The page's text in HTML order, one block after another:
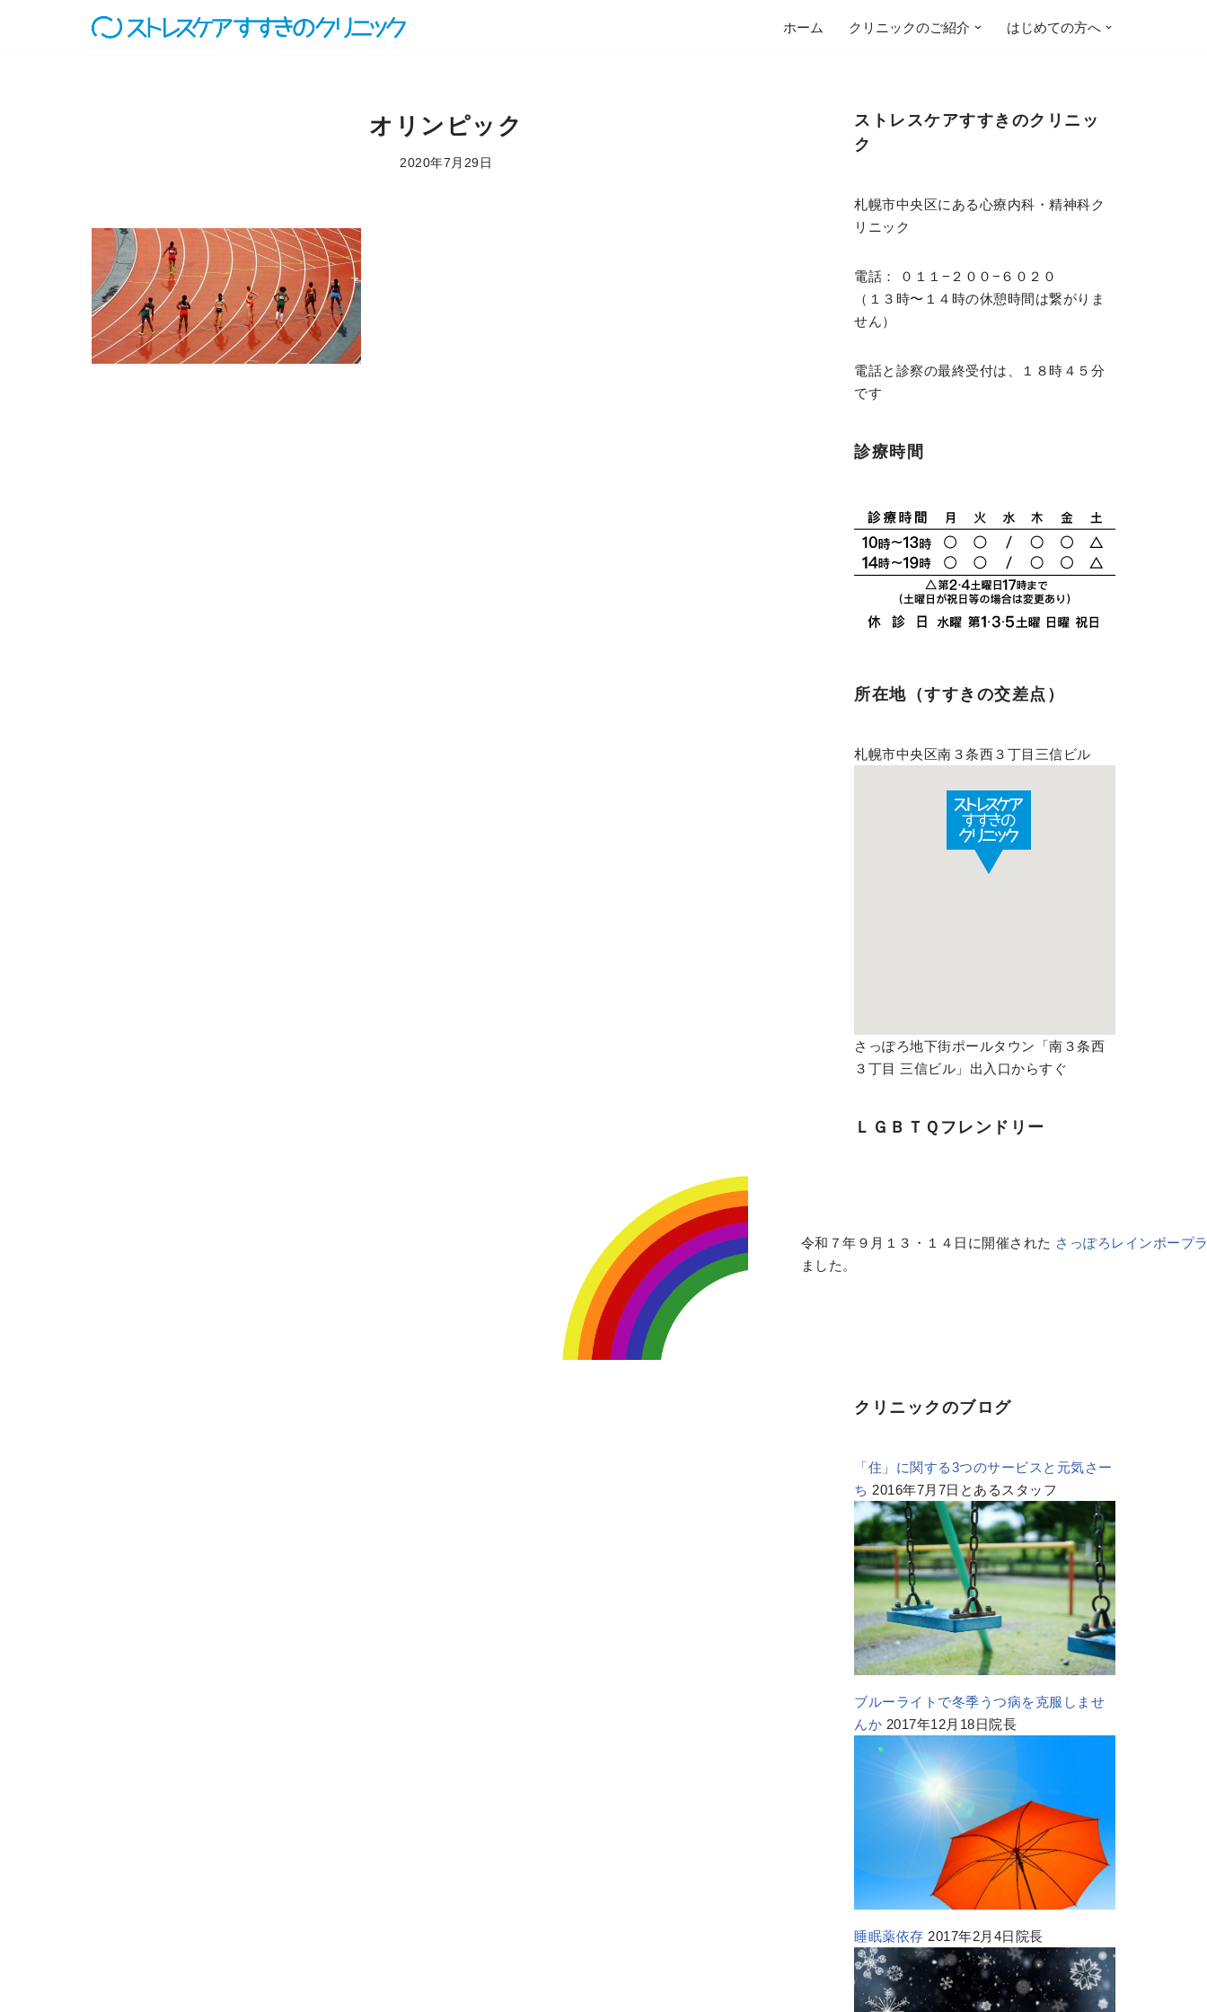
ホーム クリニックのご紹介 はじめての方へ
オリンピック
2020年7月29日
ストレスケアすすきのクリニッ
ク
札幌市中央区にある心療内科・精神科ク
リニック
電話： ０１１−２００−６０２０
（１３時〜１４時の休憩時間は繋がりま
せん）
電話と診察の最終受付は、１８時４５分
です
診療時間
所在地（すすきの交差点）
札幌市中央区南３条西３丁目三信ビル
さっぽろ地下街ポールタウン「南３条西
３丁目 三信ビル」出入口からすぐ
ＬＧＢＴＱフレンドリー
令和７年９月１３・１４日に開催された さっぽろレインボープ
ました。
クリニックのブログ
「住」に関する3つのサービスと元気さー
ち 2016年7月7日とあるスタッフ
ブルーライトで冬季うつ病を克服しませ
んか 2017年12月18日院長
睡眠薬依存 2017年2月4日院長